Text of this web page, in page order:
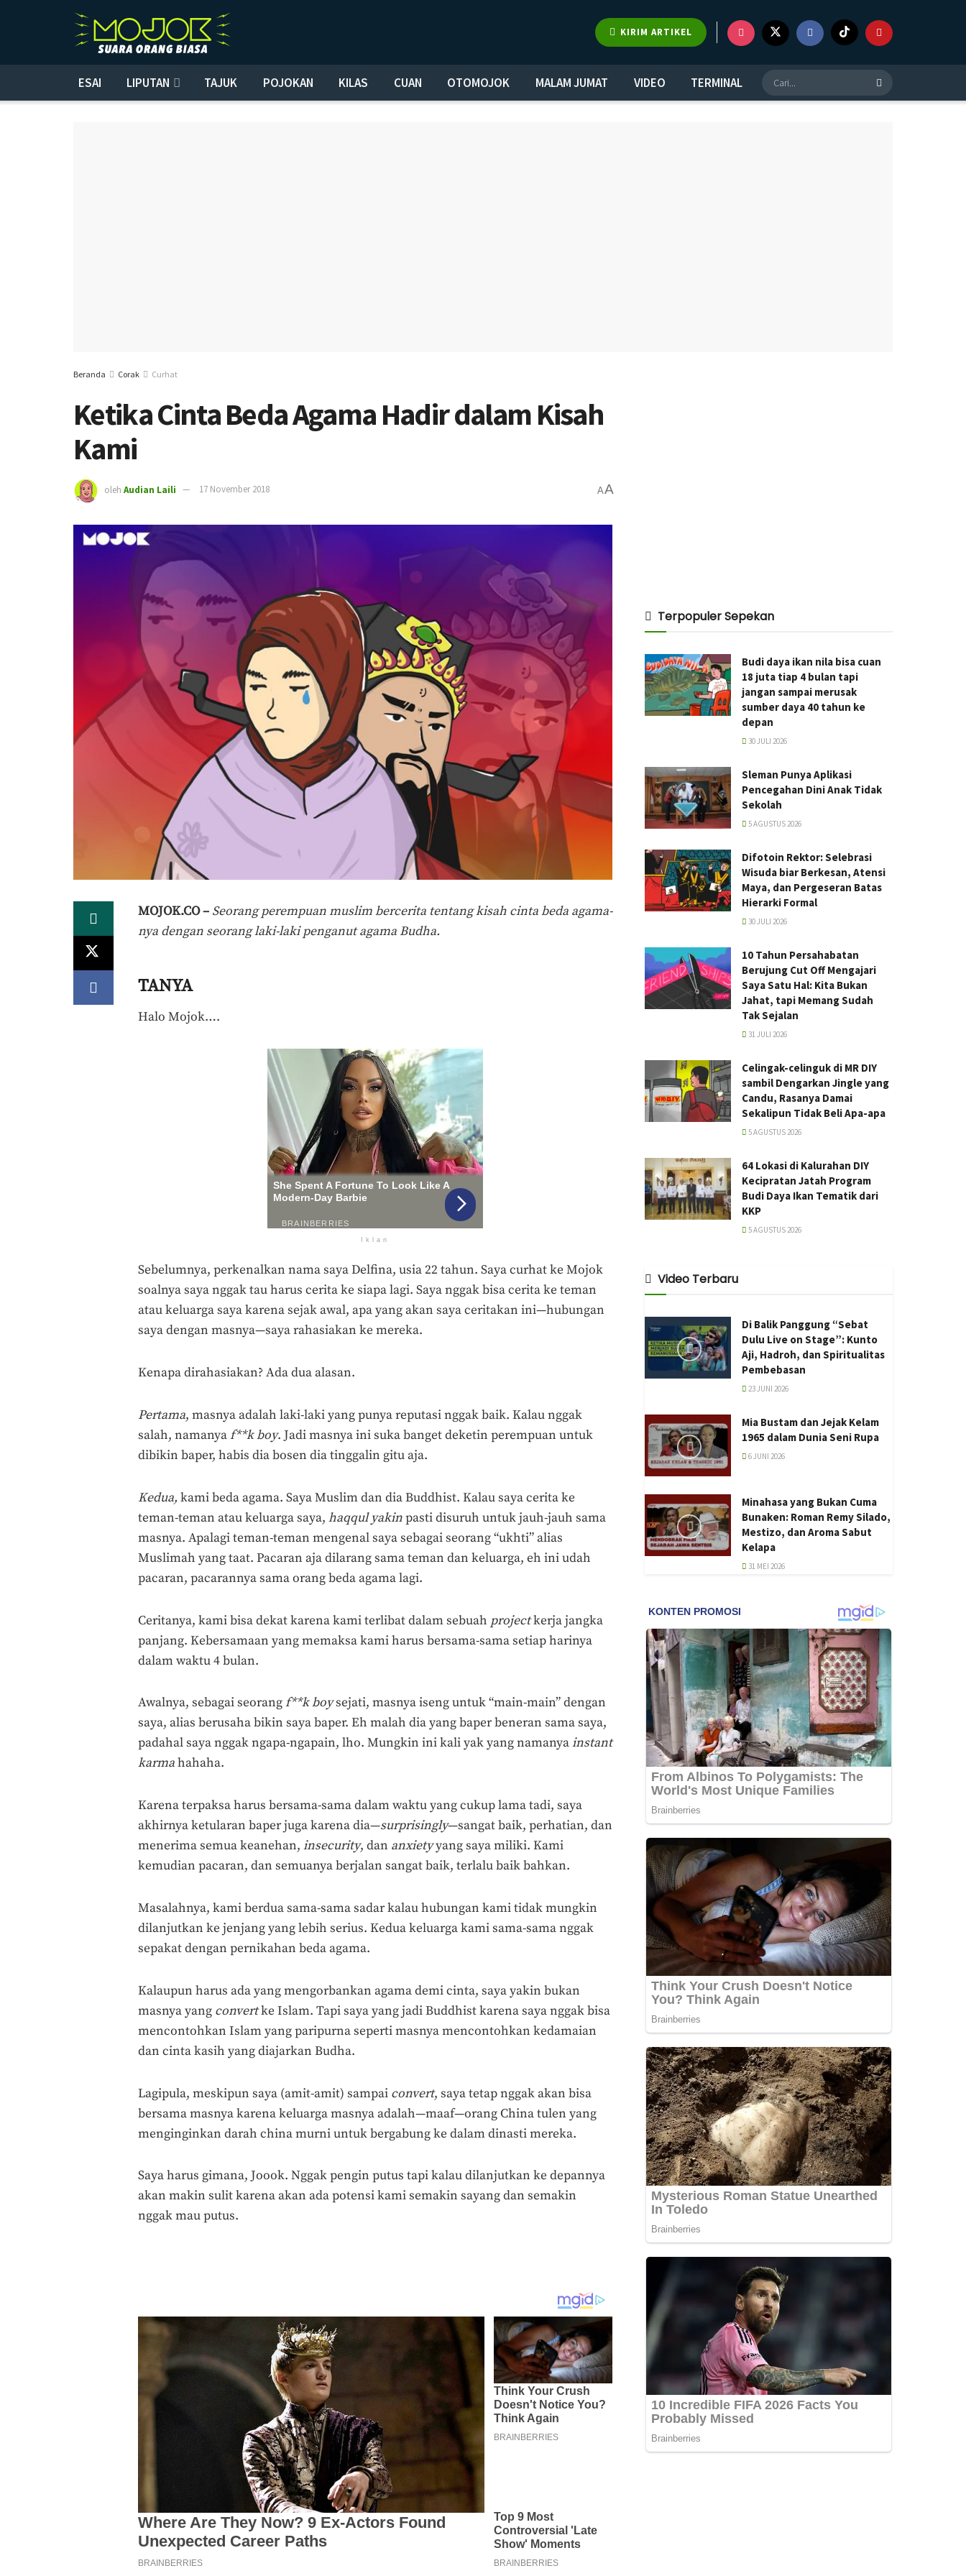
KIRIM ARTIKEL
ESAI LIPUTAN TAJUK POJOKAN KILAS CUAN OTOMOJOK MALAM JUMAT VIDEO TERMINAL
Beranda Corak Curhat
Ketika Cinta Beda Agama Hadir dalam Kisah
Kami
oleh Audian Laili 17 November 2018 AA
MOJOK.CO – Seorang perempuan muslim bercerita tentang kisah cinta beda agama-
nya dengan seorang laki-laki penganut agama Budha.
TANYA
Halo Mojok….
Iklan
Sebelumnya, perkenalkan nama saya Delfina, usia 22 tahun. Saya curhat ke Mojok
soalnya saya nggak tau harus cerita ke siapa lagi. Saya nggak bisa cerita ke teman
atau keluarga saya karena sejak awal, apa yang akan saya ceritakan ini—hubungan
saya dengan masnya—saya rahasiakan ke mereka.
Kenapa dirahasiakan? Ada dua alasan.
Pertama, masnya adalah laki-laki yang punya reputasi nggak baik. Kalau nggak
salah, namanyaf**k boy. Jadi masnya ini suka banget deketin perempuan untuk
dibikin baper, habis dia bosen dia tinggalin gitu aja.
Kedua, kami beda agama. Saya Muslim dan dia Buddhist. Kalau saya cerita ke
teman-teman atau keluarga saya, haqqul yakinpasti disuruh untuk jauh-jauh sama
masnya. Apalagi teman-teman mengenal saya sebagai seorang “ukhti” alias
Muslimah yang taat. Pacaran aja dilarang sama teman dan keluarga, eh ini udah
pacaran, pacarannya sama orang beda agama lagi.
Ceritanya, kami bisa dekat karena kami terlibat dalam sebuah projectkerja jangka
panjang. Kebersamaan yang memaksa kami harus bersama-sama setiap harinya
dalam waktu 4 bulan.
Awalnya, sebagai seorangf**k boysejati, masnya iseng untuk “main-main” dengan
saya, alias berusaha bikin saya baper. Eh malah dia yang baper beneran sama saya,
padahal saya nggak ngapa-ngapain, lho. Mungkin ini kali yak yang namanyainstant
karmahahaha.
Karena terpaksa harus bersama-sama dalam waktu yang cukup lama tadi, saya
akhirnya ketularan baper juga karena dia—surprisingly—sangat baik, perhatian, dan
menerima semua keanehan, insecurity, dan anxietyyang saya miliki. Kami
kemudian pacaran, dan semuanya berjalan sangat baik, terlalu baik bahkan.
Masalahnya, kami berdua sama-sama sadar kalau hubungan kami tidak mungkin
dilanjutkan ke jenjang yang lebih serius. Kedua keluarga kami sama-sama nggak
sepakat dengan pernikahan beda agama.
Kalaupun harus ada yang mengorbankan agama demi cinta, saya yakin bukan
masnya yang convertke Islam. Tapi saya yang jadi Buddhist karena saya nggak bisa
mencontohkan Islam yang paripurna seperti masnya mencontohkan kedamaian
dan cinta kasih yang diajarkan Budha.
Lagipula, meskipun saya (amit-amit) sampai convert, saya tetap nggak akan bisa
bersama masnya karena keluarga masnya adalah—maaf—orang China tulen yang
menginginkan darah china murni untuk bergabung ke dalam dinasti mereka.
Saya harus gimana, Joook. Nggak pengin putus tapi kalau dilanjutkan ke depannya
akan makin sulit karena akan ada potensi kami semakin sayang dan semakin
nggak mau putus.
Terpopuler Sepekan
Budi daya ikan nila bisa cuan
18 juta tiap 4 bulan tapi
jangan sampai merusak
sumber daya 40 tahun ke
depan
30 JULI 2026
Sleman Punya Aplikasi
Pencegahan Dini Anak Tidak
Sekolah
5 AGUSTUS 2026
Difotoin Rektor: Selebrasi
Wisuda biar Berkesan, Atensi
Maya, dan Pergeseran Batas
Hierarki Formal
30 JULI 2026
10 Tahun Persahabatan
Berujung Cut Off Mengajari
Saya Satu Hal: Kita Bukan
Jahat, tapi Memang Sudah
Tak Sejalan
31 JULI 2026
Celingak-celinguk di MR DIY
sambil Dengarkan Jingle yang
Candu, Rasanya Damai
Sekalipun Tidak Beli Apa-apa
5 AGUSTUS 2026
64 Lokasi di Kalurahan DIY
Kecipratan Jatah Program
Budi Daya Ikan Tematik dari
KKP
5 AGUSTUS 2026
Video Terbaru
Di Balik Panggung “Sebat
Dulu Live on Stage”: Kunto
Aji, Hadroh, dan Spiritualitas
Pembebasan
23 JUNI 2026
Mia Bustam dan Jejak Kelam
1965 dalam Dunia Seni Rupa
6 JUNI 2026
Minahasa yang Bukan Cuma
Bunaken: Roman Remy Silado,
Mestizo, dan Aroma Sabut
Kelapa
31 MEI 2026